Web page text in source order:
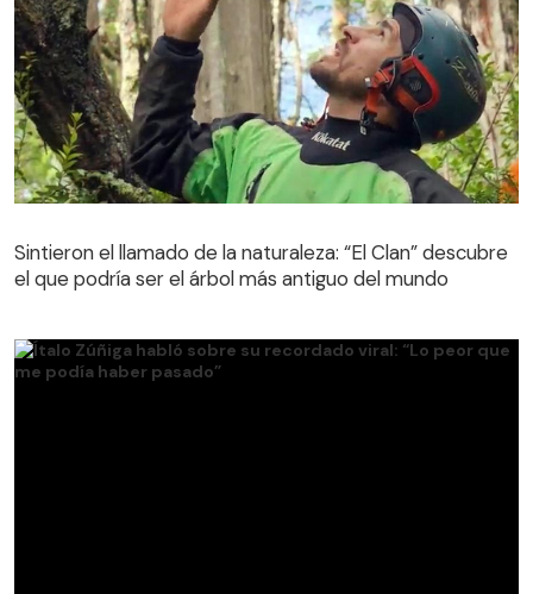
el que podría ser el árbol más antiguo del mundo
Sintieron el llamado de la naturaleza: “El Clan” descubre
el que podría ser el árbol más antiguo del mundo